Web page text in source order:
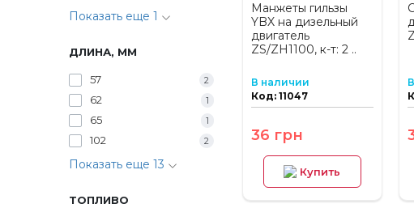
Показать еще 1
ДЛИНА, ММ
57 2
62 1
65 1
102 2
Показать еще 13
ТОПЛИВО
Манжеты гильзы
YBX на дизельный
двигатель
ZS/ZH1100, к-т: 2 ..
В наличии
Код: 11047
36 грн
Купить